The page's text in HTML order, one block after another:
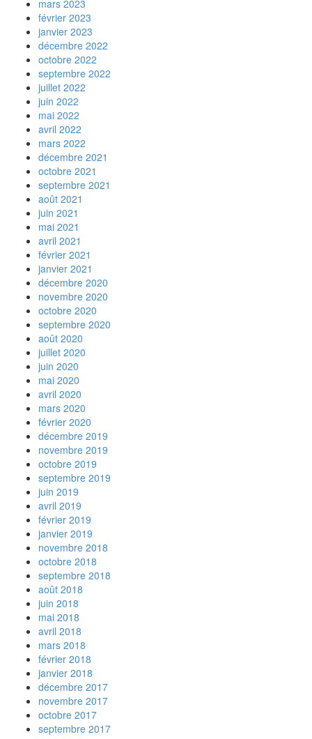
mars 2023
février 2023
janvier 2023
décembre 2022
octobre 2022
septembre 2022
juillet 2022
juin 2022
mai 2022
avril 2022
mars 2022
décembre 2021
octobre 2021
septembre 2021
août 2021
juin 2021
mai 2021
avril 2021
février 2021
janvier 2021
décembre 2020
novembre 2020
octobre 2020
septembre 2020
août 2020
juillet 2020
juin 2020
mai 2020
avril 2020
mars 2020
février 2020
décembre 2019
novembre 2019
octobre 2019
septembre 2019
juin 2019
avril 2019
février 2019
janvier 2019
novembre 2018
octobre 2018
septembre 2018
août 2018
juin 2018
mai 2018
avril 2018
mars 2018
février 2018
janvier 2018
décembre 2017
novembre 2017
octobre 2017
septembre 2017